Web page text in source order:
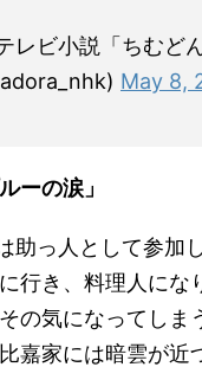
ビ小説「ちむどん
May 8,
ーの涙」
助っ人として参加
行き、料理人にな
の気になってしま
嘉家には暗雲が近